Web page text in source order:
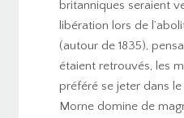
britanniques seraient
libération lors de
(autour de 1835),
étaient retrouvés, les
préféré se jeter dans
Morne domine de